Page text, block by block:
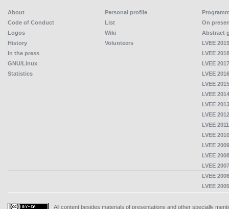
About
Code of Conduct
Logos
History
In the press
GNU/Linux
Statistics
Personal profile
List
Wiki
Volunteers
On
Abstract
LVEE
LVEE
LVEE
LVEE
LVEE
LVEE
LVEE
LVEE
LVEE
LVEE
LVEE
LVEE
LVEE
LVEE
LVEE
All content besides materials of presentations and other specially